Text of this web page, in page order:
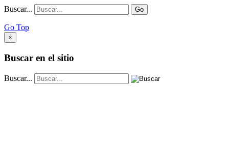
Buscar... Go
Go Top
×
Buscar en el sitio
Buscar...